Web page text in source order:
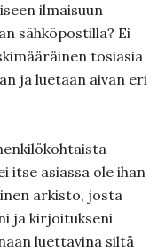
ilmaisuun
sähköpostilla? Ei
tosiasia
ja luetaan aivan eri
itse asiassa ole ihan
arkisto, josta
ja kirjoitukseni
luettavina siltä